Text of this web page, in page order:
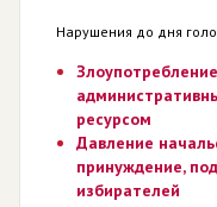
Нарушения до дня
Злоупотребление
ресурсом
Давление
принуждение,
избирателей